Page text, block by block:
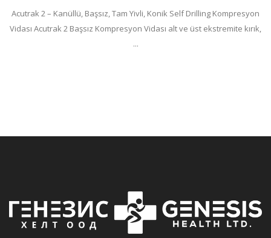
Acutrak 2 – Kanüllü, Başsız, Tam Yivli, Konik Self Drilling Kompresyon
Vidası Acutrak 2 Başsız Kompresyon Vidası alt ve üst ekstremite kırık,
...